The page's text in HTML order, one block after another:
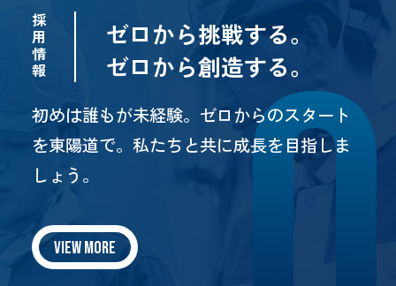
採
用
情
報
ゼロから挑戦する。
ゼロから創造する。
初めは誰もが未経験。ゼロからのスタート
を東陽道で。 私たちと共に成長を目指しま
しょう。
VIEW MORE